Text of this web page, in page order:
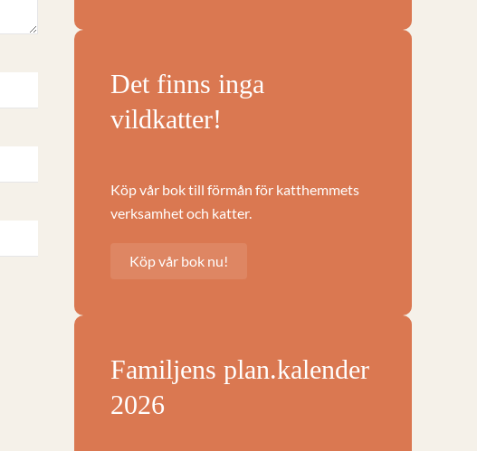
Det finns inga
vildkatter!
Köp vår bok till förmån för katthemmets
verksamhet och katter.
Köp vår bok nu!
Familjens plan.kalender
2026